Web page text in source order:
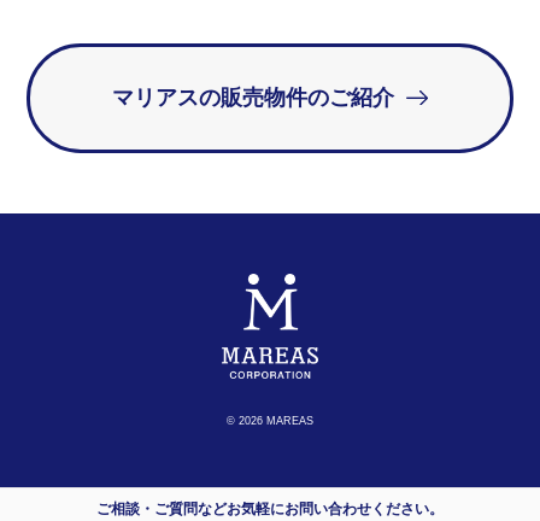
マリアスの販売物件のご紹介
ご相談・ご質問などお気軽にお問い合わせください。
© 2026 MAREAS